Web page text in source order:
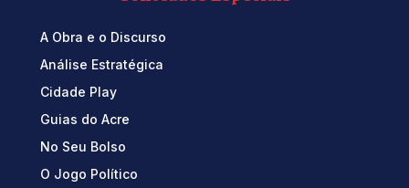
A Obra e o Discurso
Análise Estratégica
Cidade Play
Guias do Acre
No Seu Bolso
O Jogo Político